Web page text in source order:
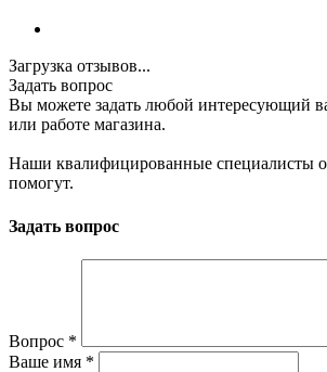
Загрузка отзывов...
Задать вопрос
Вы можете задать любой интересующий
или работе магазина.
Наши квалифицированные специалисты
помогут.
Задать вопрос
Вопрос *
Ваше имя *